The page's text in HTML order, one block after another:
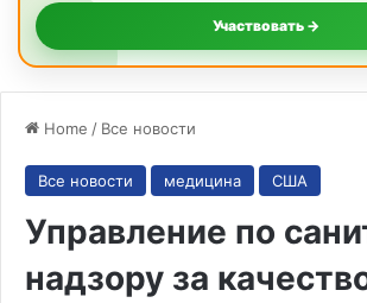
Участвовать →
Home / Все новости
Все новости медицина США
Управление по
надзору за